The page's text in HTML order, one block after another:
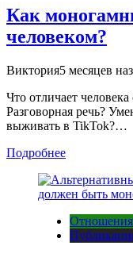
Как
человеком?
Виктория5 месяцев
Что отличает
Разговорная речь?
выживать в TikTok?…
Подробнее
Отношения